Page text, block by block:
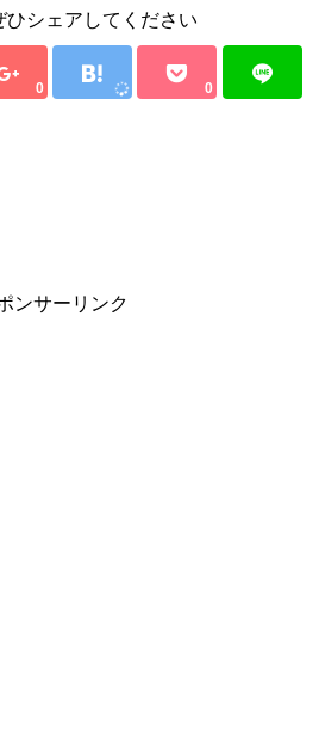
シェアしてください
0 0
ンサーリンク